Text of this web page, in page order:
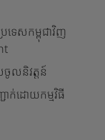
ទេសកម្ពុជាវិញ
ចូលនិវត្តន៍
ាក់ដោយកម្មវិធី